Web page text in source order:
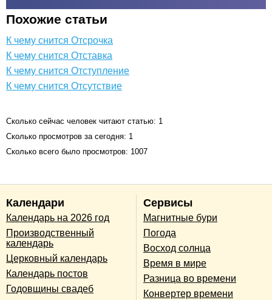
Похожие статьи
К чему снится Отсрочка
К чему снится Отставка
К чему снится Отступление
К чему снится Отсутствие
Сколько сейчас человек читают статью: 1
Сколько просмотров за сегодня: 1
Сколько всего было просмотров: 1007
Календари
Календарь на 2026 год
Производственный
календарь
Церковный календарь
Календарь постов
Годовщины свадеб
Сервисы
Магнитные бури
Погода
Восход солнца
Время в мире
Разница во времени
Конвертер времени